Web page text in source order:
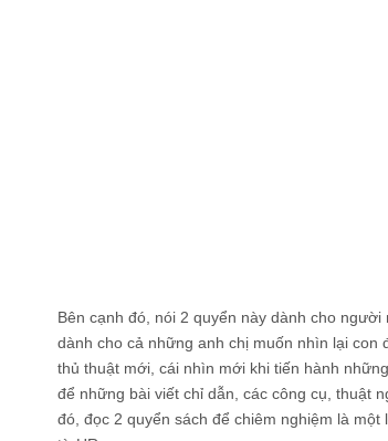
Bên cạnh đó, nói 2 quyển này dành cho
dành cho cả những anh chị muốn nhìn lại
thủ thuật mới, cái nhìn mới khi tiến hành
để những bài viết chỉ dẫn, các công cụ, thuật
đó, đọc 2 quyển sách để chiêm nghiệm là